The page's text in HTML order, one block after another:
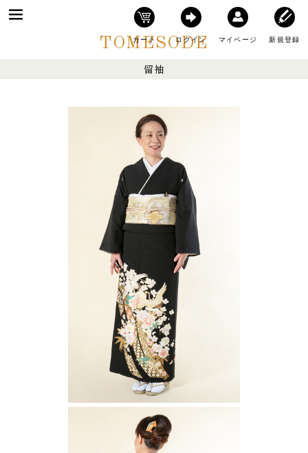
カート ログイン マイページ 新規登録
TOMESODE
留袖